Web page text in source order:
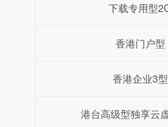
下载专用型
香港门户型
香港企业3型
港台高级型独享云